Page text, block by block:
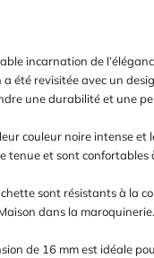
incarnation de
été revisitée avec un
une durabilité et une
couleur noire intense
tenue et sont
sont résistants à la
dans la maroquinerie.
de 16 mm est idéale